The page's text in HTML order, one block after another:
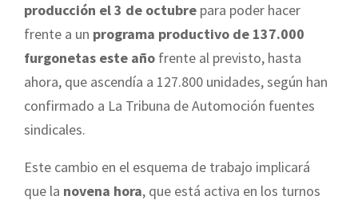
producción el 3 de octubre para poder hacer
frente a un programa productivo de 137.000
furgonetas este año frente al previsto, hasta
ahora, que ascendía a 127.800 unidades, según han
confirmado a La Tribuna de Automoción fuentes
sindicales.
Este cambio en el esquema de trabajo implicará
que la novena hora, que está activa en los turnos